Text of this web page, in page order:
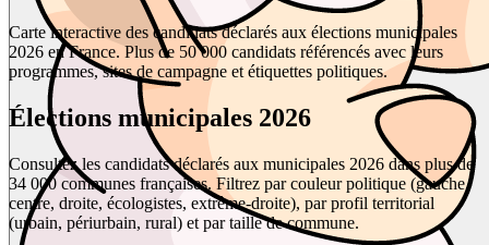
Carte interactive des candidats déclarés aux élections municipales
2026 en France. Plus de 50 000 candidats référencés avec leurs
programmes, sites de campagne et étiquettes politiques.
Élections municipales 2026
Consultez les candidats déclarés aux municipales 2026 dans plus de
34 000 communes françaises. Filtrez par couleur politique (gauche,
centre, droite, écologistes, extrême-droite), par profil territorial
(urbain, périurbain, rural) et par taille de commune.